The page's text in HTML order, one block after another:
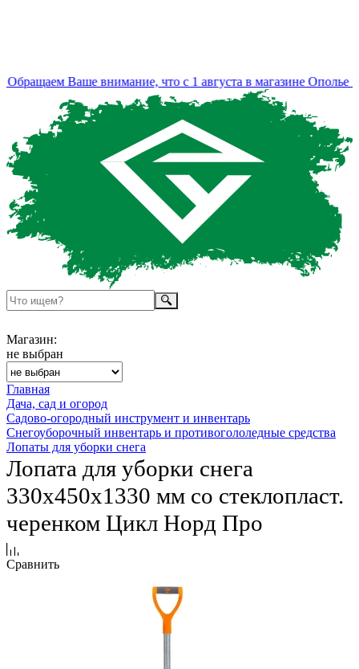
Ваше внимание, что с 1 августа в магазине Ополье
Магазин:
не выбран
Главная
Дача, сад и огород
Садово-огородный инструмент и инвентарь
Снегоуборочный инвентарь и противогололедные средства
Лопаты для уборки снега
Лопата для уборки снега
330х450х1330 мм со стеклопласт.
черенком Цикл Норд Про
Сравнить